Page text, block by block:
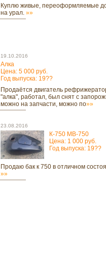
Куплю живые, переоформляемые
на урал. »»
19.10.2016
Алка
Цена: 5 000 руб.
Год выпуска: 19??
Продаётся двигатель
"алка", работал, был снят с
можно на запчасти, можно по»»
23.08.2016
К-750 МВ-750
Цена: 1 000 руб.
Год выпуска: 19??
Продаю бак к 750 в отличном
»»